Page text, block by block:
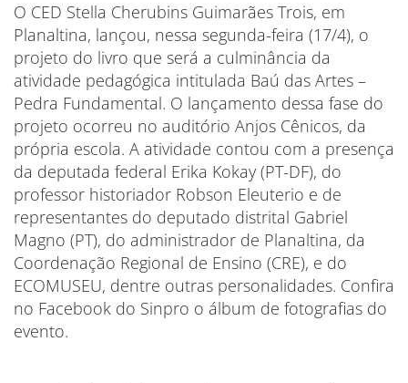
O CED Stella Cherubins Guimarães Trois, em
Planaltina, lançou, nessa segunda-feira (17/4), o
projeto do livro que será a culminância da
atividade pedagógica intitulada Baú das Artes –
Pedra Fundamental. O lançamento dessa fase do
projeto ocorreu no auditório Anjos Cênicos, da
própria escola. A atividade contou com a presença
da deputada federal Erika Kokay (PT-DF), do
professor historiador Robson Eleuterio e de
representantes do deputado distrital Gabriel
Magno (PT), do administrador de Planaltina, da
Coordenação Regional de Ensino (CRE), e do
ECOMUSEU, dentre outras personalidades. Confira
no Facebook do Sinpro o álbum de fotografias do
evento.